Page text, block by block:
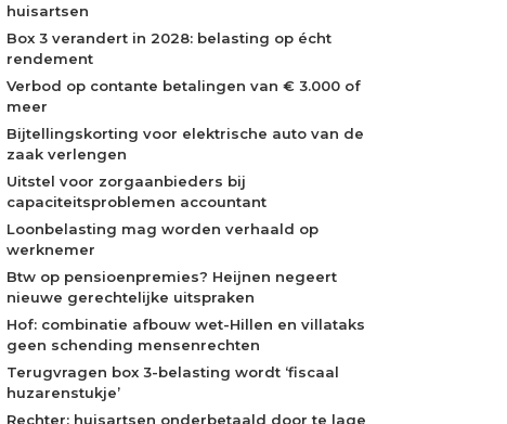
huisartsen
Box 3 verandert in 2028: belasting op écht
rendement
Verbod op contante betalingen van € 3.000 of
meer
Bijtellingskorting voor elektrische auto van de
zaak verlengen
Uitstel voor zorgaanbieders bij
capaciteitsproblemen accountant
Loonbelasting mag worden verhaald op
werknemer
Btw op pensioenpremies? Heijnen negeert
nieuwe gerechtelijke uitspraken
Hof: combinatie afbouw wet-Hillen en villataks
geen schending mensenrechten
Terugvragen box 3-belasting wordt ‘fiscaal
huzarenstukje’
Rechter: huisartsen onderbetaald door te lage